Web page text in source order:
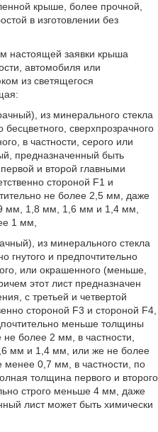
крыше, более прочной,
в изготовлении без
настоящей заявки крыша
автомобиля или
из светящегося
из минерального стекла
сверхпрозрачного
в частности, серого или
предназначенный быть
и второй главными
стороной F1 и
не более 2,5 мм, даже
мм, 1,8 мм, 1,6 мм и 1,4 мм,
1 мм,
из минерального стекла
гнутого и предпочтительно
или окрашенного (меньше,
этот лист предназначен
с третьей и четвертой
стороной F3 и стороной F4,
меньше толщины
не более 2 мм, в частности,
мм и 1,4 мм, или же не более
0,7 мм, в частности, по
толщина первого и второго
строго меньше 4 мм, даже
лист может быть химически